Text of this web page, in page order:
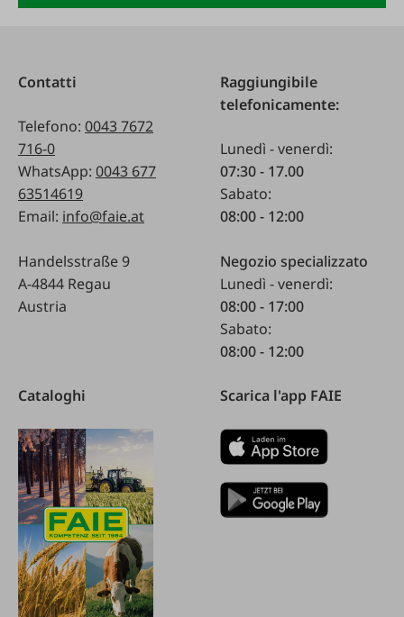
Contatti
Telefono: 0043 7672
716-0
WhatsApp: 0043 677
63514619
Email: info@faie.at
Handelsstraße 9
A-4844 Regau
Austria
Raggiungibile
telefonicamente:
Lunedì - venerdì:
07:30 - 17.00
Sabato:
08:00 - 12:00
Negozio specializzato
Lunedì - venerdì:
08:00 - 17:00
Sabato:
08:00 - 12:00
Cataloghi Scarica l'app FAIE